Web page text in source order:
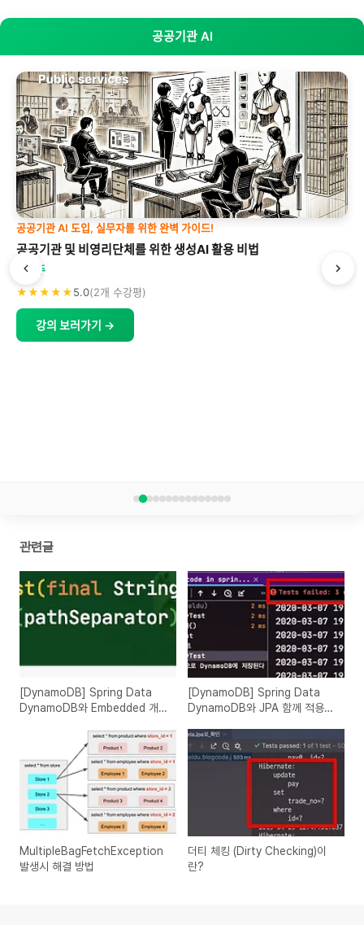
공공기관 AI
공공기관 AI 도입, 실무자를 위한 완벽 가이드!
공공기관 및 비영리단체를 위한 생성AI 활용 비법
박형주
★★★★★5.0(2개 수강평)
강의 보러가기 →
관련글
[DynamoDB] Spring Data
DynamoDB와 Embedded 개발
[DynamoDB] Spring Data
DynamoDB와 JPA 함께 적용후
MultipleBagFetchException
발생시 해결 방법
더티 체킹 (Dirty Checking)이
란?